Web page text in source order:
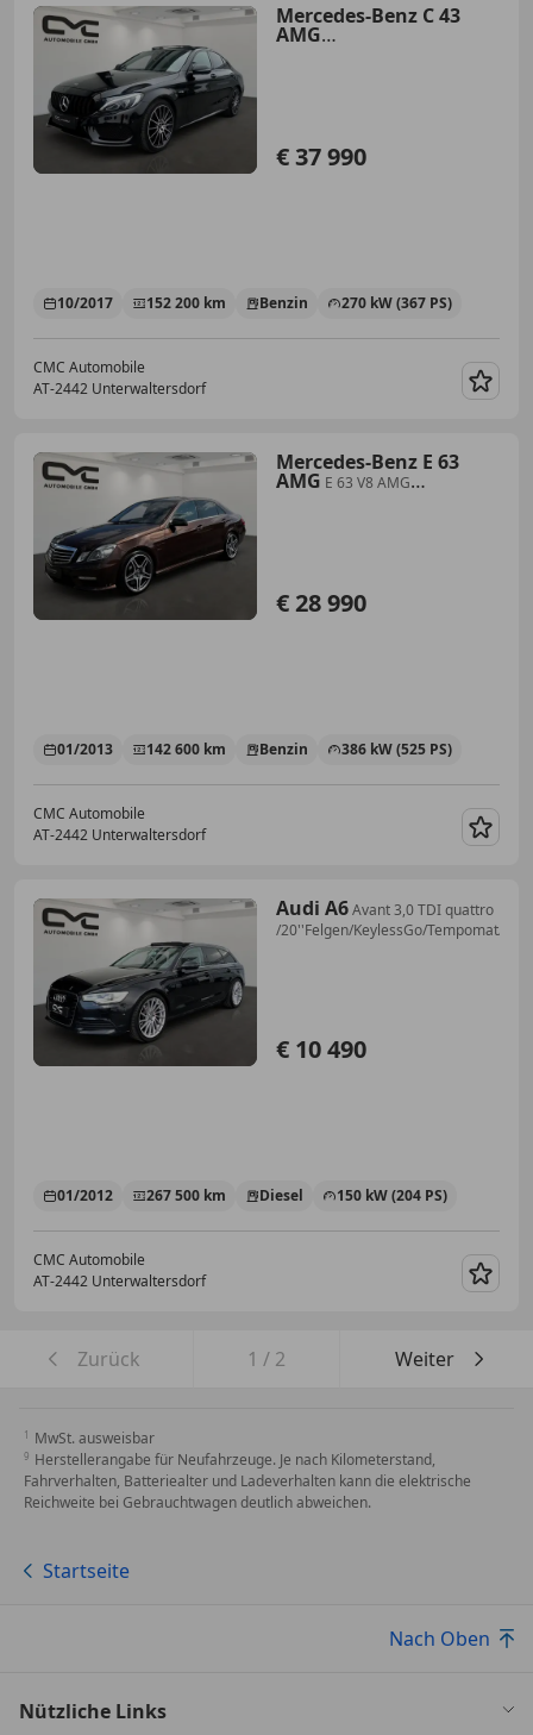
Mercedes-Benz C 43
AMG
€ 37 990
10/2017 152 200 km Benzin 270 kW (367 PS)
CMC Automobile
AT-2442 Unterwaltersdorf
Mercedes-Benz E 63
AMG E 63 V8 AMG
€ 28 990
01/2013 142 600 km Benzin 386 kW (525 PS)
CMC Automobile
AT-2442 Unterwaltersdorf
Audi A6Avant 3,0 TDI quattro
/20''Felgen/KeylessGo/Tempomat/
€ 10 490
01/2012 267 500 km Diesel 150 kW (204 PS)
CMC Automobile
AT-2442 Unterwaltersdorf
Zurück 1 / 2 Weiter
MwSt. ausweisbar
Herstellerangabe für Neufahrzeuge. Je nach Kilometerstand,
Fahrverhalten, Batteriealter und Ladeverhalten kann die elektrische
Reichweite bei Gebrauchtwagen deutlich abweichen.
Startseite
Nach Oben
Nützliche Links